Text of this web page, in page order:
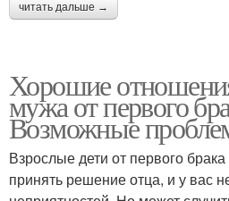
читать дальше →
Хорошие
мужа от первого
Возможные
Взрослые дети от первого
принять решение отца, и у вас